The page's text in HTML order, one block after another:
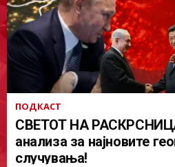
ПОДКАСТ
СВЕТОТ НА
анализа за најновите
случувања!